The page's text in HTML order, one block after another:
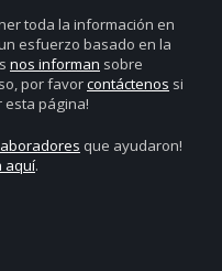
toda la información en
esfuerzo basado en la
nos informan sobre
por favorcontáctenos si
página!
que ayudaron!
aquí.